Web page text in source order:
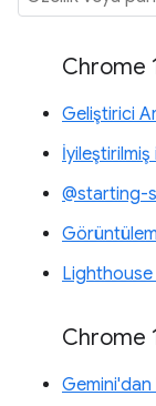
Chrome
Geliştirici
İyileştirilmiş
@starting-
Lighthouse
Chrome